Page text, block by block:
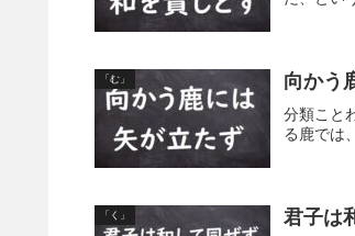
「む」 向かう
分類こと
る鹿では
「く」 君子は